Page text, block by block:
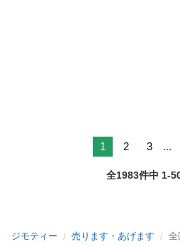
1 2 3 ...
全1983件中 1-
ジモティー 売ります・あげます 全